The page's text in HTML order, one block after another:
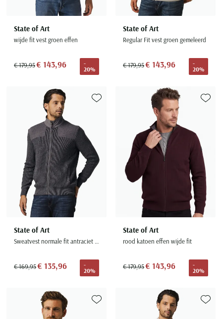
State of Art
wijde fit vest groen effen
€ 179,95€ 143,96
-
20%
State of Art
Regular Fit vest groen gemeleerd
€ 179,95€ 143,96
-
20%
State of Art
Sweatvest normale fit antraciet katoen
€ 169,95€ 135,96
-
20%
Toevoegen aan favorieten
State of Art
rood katoen effen wijde fit
€ 179,95€ 143,96
-
20%
Toevoegen aan favorieten